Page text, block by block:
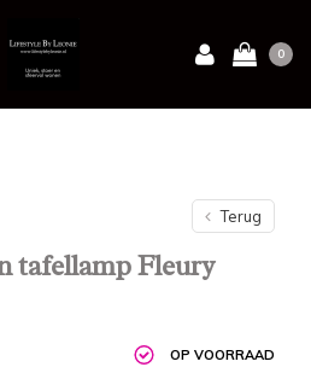
0
Terug
tafellamp Fleury
OP VOORRAAD